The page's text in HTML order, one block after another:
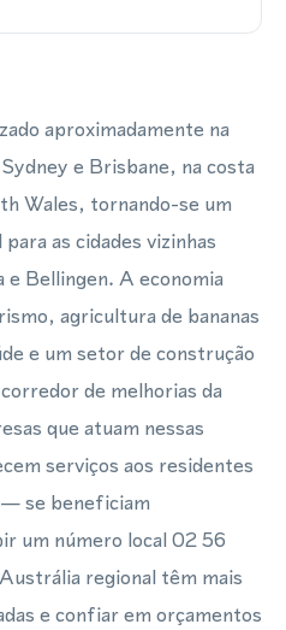
aproximadamente na
e Brisbane, na costa
Wales, tornando-se um
as cidades vizinhas
Bellingen. A economia
agricultura de bananas
e um setor de construção
de melhorias da
que atuam nessas
serviços aos residentes
se beneficiam
um número local 02 56
regional têm mais
e confiar em orçamentos